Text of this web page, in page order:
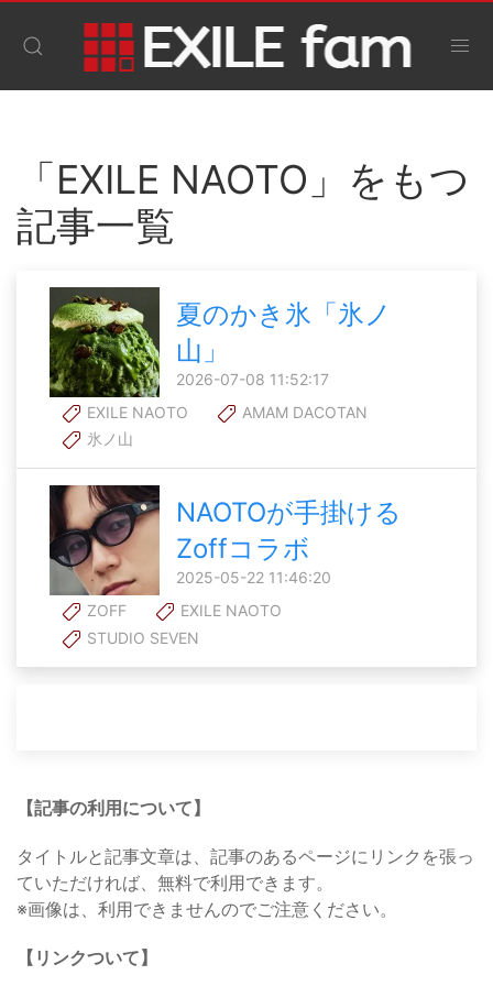
「EXILE NAOTO」をもつ
記事一覧
夏のかき氷「氷ノ
山」
2026-07-08 11:52:17
EXILE NAOTO
AMAM DACOTAN
氷ノ山
NAOTOが手掛ける
Zoffコラボ
2025-05-22 11:46:20
ZOFF
EXILE NAOTO
STUDIO SEVEN
【記事の利用について】
タイトルと記事文章は、記事のあるページにリンクを張っ
ていただければ、無料で利用できます。
※画像は、利用できませんのでご注意ください。
【リンクついて】